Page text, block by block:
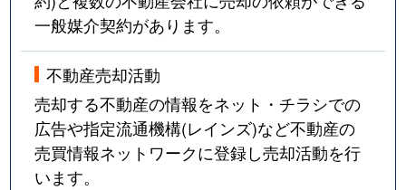
一般媒介契約があります。
不動産売却活動
売却する不動産の情報をネット・チラシでの
広告や指定流通機構(レインズ)など不動産の
売買情報ネットワークに登録し売却活動を行
います。